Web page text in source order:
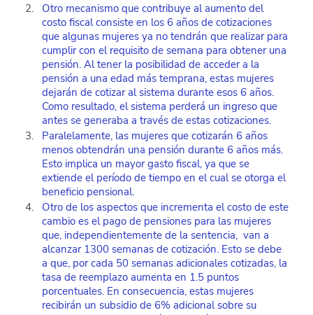
Otro mecanismo que contribuye al aumento del
costo fiscal consiste en los 6 años de cotizaciones
que algunas mujeres ya no tendrán que realizar para
cumplir con el requisito de semana para obtener una
pensión. Al tener la posibilidad de acceder a la
pensión a una edad más temprana, estas mujeres
dejarán de cotizar al sistema durante esos 6 años.
Como resultado, el sistema perderá un ingreso que
antes se generaba a través de estas cotizaciones.
Paralelamente, las mujeres que cotizarán 6 años
menos obtendrán una pensión durante 6 años más.
Esto implica un mayor gasto fiscal, ya que se
extiende el período de tiempo en el cual se otorga el
beneficio pensional.
Otro de los aspectos que incrementa el costo de este
cambio es el pago de pensiones para las mujeres
que, independientemente de la sentencia,  van a
alcanzar 1300 semanas de cotización. Esto se debe
a que, por cada 50 semanas adicionales cotizadas, la
tasa de reemplazo aumenta en 1.5 puntos
porcentuales. En consecuencia, estas mujeres
recibirán un subsidio de 6% adicional sobre su